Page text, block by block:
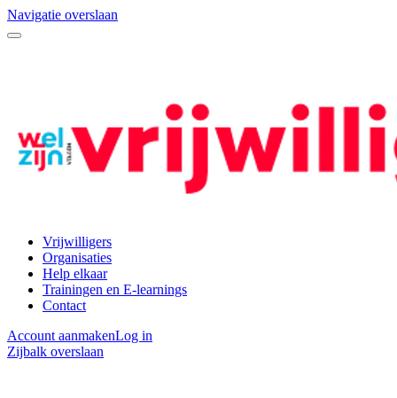
Navigatie overslaan
Vrijwilligers
Organisaties
Help elkaar
Trainingen en E-learnings
Contact
Account aanmakenLog in
Zijbalk overslaan